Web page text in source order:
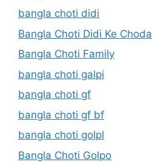
bangla choti didi
Bangla Choti Didi Ke Choda
Bangla Choti Family
bangla choti galpi
bangla choti gf
bangla choti gf bf
bangla choti golpl
Bangla Choti Golpo